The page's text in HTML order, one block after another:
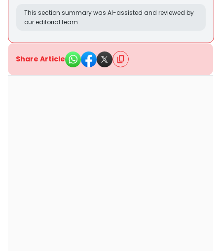
This section summary was AI-assisted and reviewed by
our editorial team.
Share Article